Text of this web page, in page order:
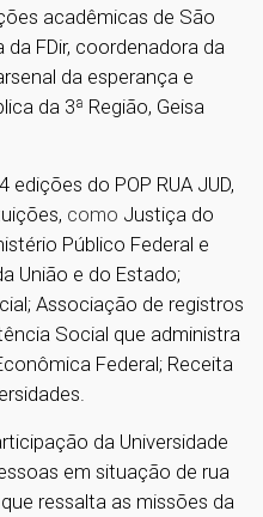
acadêmicas de São
FDir, coordenadora da
da esperança e
da 3ª Região, Geisa
edições do POP RUA JUD,
como Justiça do
Público Federal e
União e do Estado;
Associação de registros
Social que administra
Federal; Receita
da Universidade
em situação de rua
ressalta as missões da